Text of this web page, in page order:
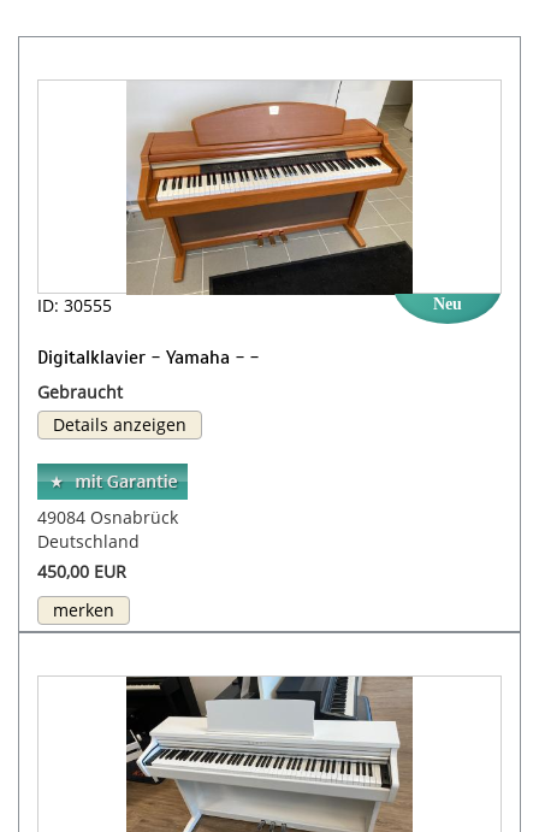
ID: 30555 Neu
Digitalklavier - Yamaha - -
Gebraucht
Details anzeigen
49084 Osnabrück
Deutschland
450,00 EUR
merken